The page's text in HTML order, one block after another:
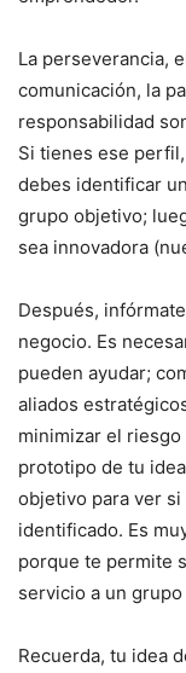
La perseverancia,
comunicación, la
responsabilidad
Si tienes ese
debes identificar
grupo objetivo;
sea innovadora
Después,
negocio. Es
pueden ayudar;
aliados
minimizar el
prototipo de tu
objetivo para ver
identificado. Es
porque te permite
servicio a un
Recuerda, tu idea